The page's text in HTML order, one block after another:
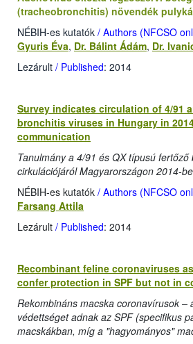
(tracheobronchitis) növendék
NÉBIH-es kutatók / Authors (NFCSO
Gyuris Éva, Dr. Bálint Ádám, Dr.
Lezárult / Published: 2014
Survey indicates circulation of 4/91
bronchitis viruses in Hungary in
communication
Tanulmány a 4/91 és QX típusú
cirkulációjáról Magyarországon 2014-
NÉBIH-es kutatók / Authors (NFCSO
Farsang Attila
Lezárult / Published: 2014
Recombinant feline coronaviruses
confer protection in SPF but not in
Rekombináns macska coronavírusok –
védettséget adnak az SPF (specifikus
macskákban, míg a "hagyományos"